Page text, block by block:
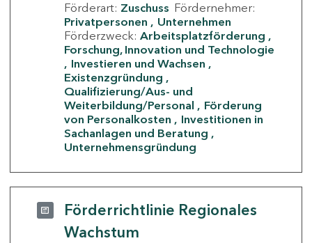
Förderart: Zuschuss Fördernehmer:
Privatpersonen
Unternehmen
Förderzweck: Arbeitsplatzförderung
Forschung, Innovation und Technologie
Investieren und Wachsen
Existenzgründung
Qualifizierung/Aus- und
Weiterbildung/Personal
Förderung
von Personalkosten
Investitionen in
Sachanlagen und Beratung
Unternehmensgründung
Förderrichtlinie Regionales
Wachstum